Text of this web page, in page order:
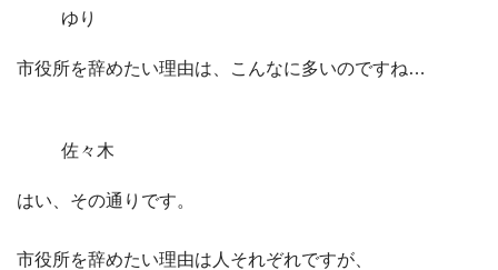
ゆり
市役所を辞めたい理由は、こんなに多いのですね…
佐々木
はい、その通りです。
市役所を辞めたい理由は人それぞれですが、